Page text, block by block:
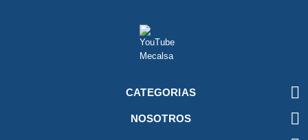
CATEGORIAS 
NOSOTROS 